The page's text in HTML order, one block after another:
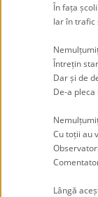
În fața școlilor
Iar în trafic
Nemulțumiții
Întrețin stare
Dar și de
De-a pleca la
Nemulțumiții
Cu toții au
Observatori și
Comentatori
Lângă acești